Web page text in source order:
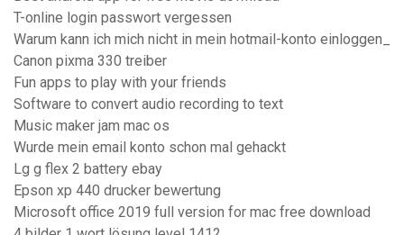
T-online login passwort vergessen
Warum kann ich mich nicht in mein hotmail-konto einloggen_
Canon pixma 330 treiber
Fun apps to play with your friends
Software to convert audio recording to text
Music maker jam mac os
Wurde mein email konto schon mal gehackt
Lg g flex 2 battery ebay
Epson xp 440 drucker bewertung
Microsoft office 2019 full version for mac free download